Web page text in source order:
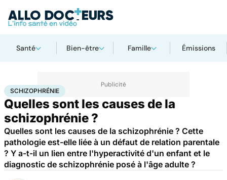
Santé Bien-être Famille Émissions
AccueilBien-êtrePsycho Schizophrénie
SCHIZOPHRÉNIE
Quelles sont les causes de la
schizophrénie ?
Quelles sont les causes de la schizophrénie ? Cette
pathologie est-elle liée à un défaut de relation parentale
? Y a-t-il un lien entre l'hyperactivité d'un enfant et le
diagnostic de schizophrénie posé à l'âge adulte ?